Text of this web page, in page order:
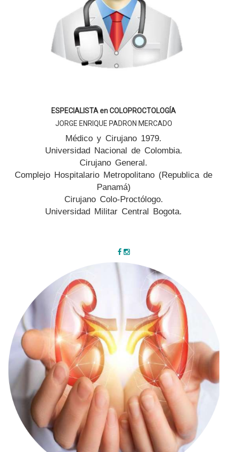
ESPECIALISTA en COLOPROCTOLOGÍA
JORGE ENRIQUE PADRON MERCADO
Médico y Cirujano 1979.
Universidad Nacional de Colombia.
Cirujano General.
Complejo Hospitalario Metropolitano (Republica de
Panamá)
Cirujano Colo-Proctólogo.
Universidad Militar Central Bogota.